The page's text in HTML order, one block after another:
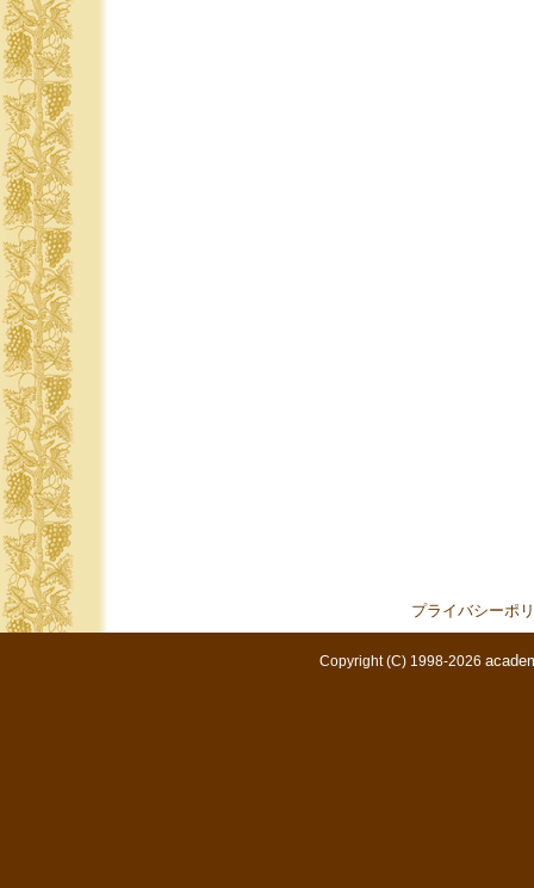
プライバシーポ
Copyright (C) 1998-2026